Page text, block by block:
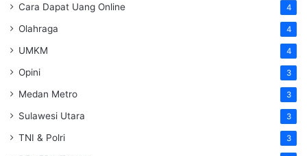
Cara Dapat Uang Online 4
Olahraga 4
UMKM 4
Opini 3
Medan Metro 3
Sulawesi Utara 3
TNI & Polri 3